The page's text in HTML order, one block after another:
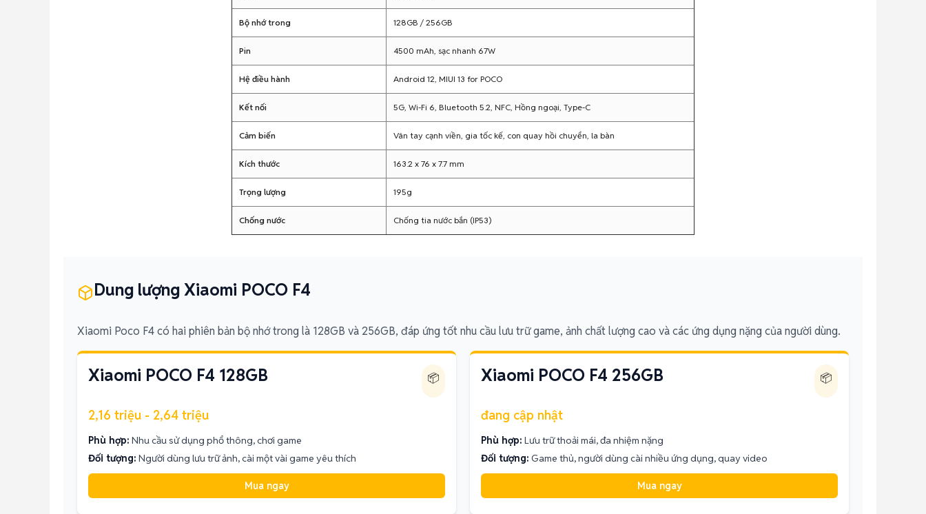
Bộ nhớ trong 128GB / 256GB
Pin 4500 mAh, sạc nhanh 67W
Hệ điều hành Android 12, MIUI 13 for POCO
Kết nối 5G, Wi-Fi 6, Bluetooth 5.2, NFC, Hồng ngoại, Type-C
Cảm biến Vân tay cạnh viền, gia tốc kế, con quay hồi chuyển, la bàn
Kích thước 163.2 x 76 x 7.7 mm
Trọng lượng 195g
Chống nước Chống tia nước bắn (IP53)
Dung lượng Xiaomi POCO F4
Xiaomi Poco F4 có hai phiên bản bộ nhớ trong là 128GB và 256GB, đáp ứng tốt nhu cầu lưu trữ game, ảnh chất lượng cao và các ứng dụng nặng của người dùng.
Xiaomi POCO F4 128GB 📦
2,16 triệu - 2,64 triệu
Phù hợp: Nhu cầu sử dụng phổ thông, chơi game
Đối tượng: Người dùng lưu trữ ảnh, cài một vài game yêu thích
Mua ngay
Xiaomi POCO F4 256GB 📦
đang cập nhật
Phù hợp: Lưu trữ thoải mái, đa nhiệm nặng
Đối tượng: Game thủ, người dùng cài nhiều ứng dụng, quay video
Mua ngay